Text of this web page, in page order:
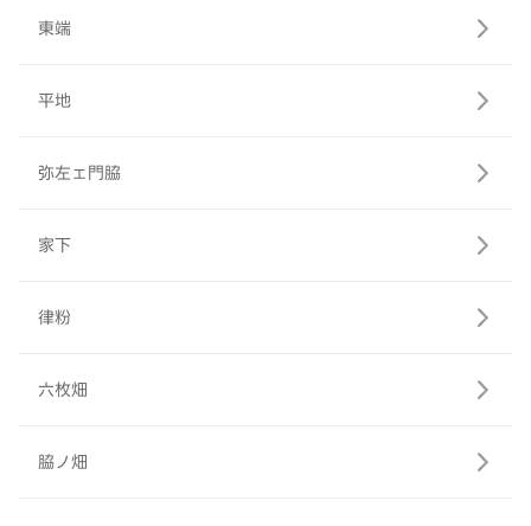
東端
平地
弥左ェ門脇
家下
律粉
六枚畑
脇ノ畑